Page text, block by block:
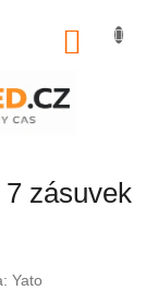
zásuvek
Yato